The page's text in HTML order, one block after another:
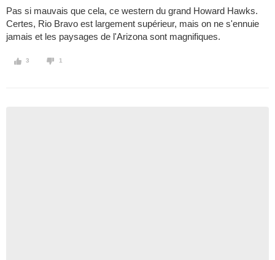
Pas si mauvais que cela, ce western du grand Howard Hawks.
Certes, Rio Bravo est largement supérieur, mais on ne s'ennuie
jamais et les paysages de l'Arizona sont magnifiques.
3 1